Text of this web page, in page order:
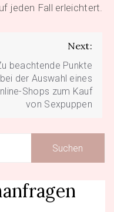
jeden Fall erleichtert.
Next:
beachtende Punkte
bei der Auswahl eines
Shops zum Kauf
von Sexpuppen